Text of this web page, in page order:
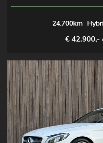
24.700km
€ 42.900,-